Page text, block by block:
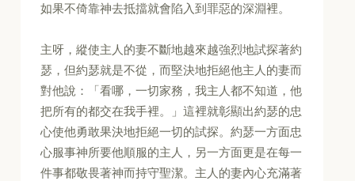
如果不倚靠神去抵擋就會陷入到罪惡的深淵裡。
主呀，縱使主人的妻不斷地越來越強烈地試探著約
瑟，但約瑟就是不從，而堅決地拒絕他主人的妻而
對他說：「看哪，一切家務，我主人都不知道，他
把所有的都交在我手裡。」這裡就彰顯出約瑟的忠
心使他勇敢果決地拒絕一切的試探。約瑟一方面忠
心服事神所要他順服的主人，另一方面更是在每一
件事都敬畏著神而持守聖潔。主人的妻內心充滿著